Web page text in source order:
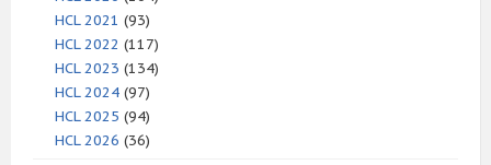
HCL 2021 (93)
HCL 2022 (117)
HCL 2023 (134)
HCL 2024 (97)
HCL 2025 (94)
HCL 2026 (36)